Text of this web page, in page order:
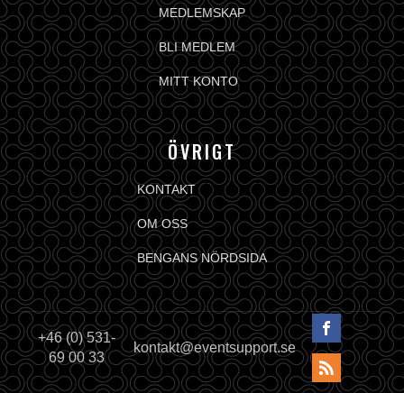
MEDLEMSKAP
BLI MEDLEM
MITT KONTO
ÖVRIGT
KONTAKT
OM OSS
BENGANS NÖRDSIDA
+46 (0) 531-
69 00 33
kontakt@eventsupport.se